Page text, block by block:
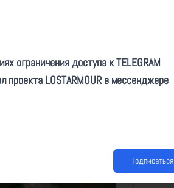
ограничения доступа к TELEGRAM
проекта LOSTARMOUR в мессенджере
Подписаться